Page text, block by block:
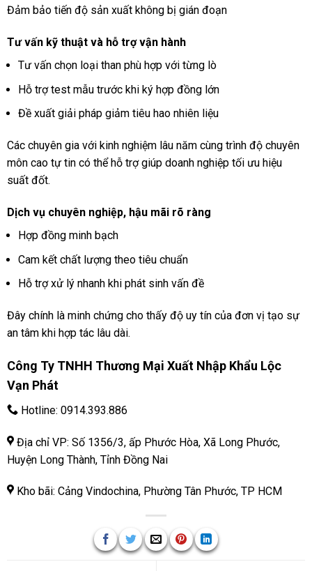
Đảm bảo tiến độ sản xuất không bị gián đoạn
Tư vấn kỹ thuật và hỗ trợ vận hành
Tư vấn chọn loại than phù hợp với từng lò
Hỗ trợ test mẫu trước khi ký hợp đồng lớn
Đề xuất giải pháp giảm tiêu hao nhiên liệu
Các chuyên gia với kinh nghiệm lâu năm cùng trình độ chuyên
môn cao tự tin có thể hỗ trợ giúp doanh nghiệp tối ưu hiệu
suất đốt.
Dịch vụ chuyên nghiệp, hậu mãi rõ ràng
Hợp đồng minh bạch
Cam kết chất lượng theo tiêu chuẩn
Hỗ trợ xử lý nhanh khi phát sinh vấn đề
Đây chính là minh chứng cho thấy độ uy tín của đơn vị tạo sự
an tâm khi hợp tác lâu dài.
Công Ty TNHH Thương Mại Xuất Nhập Khẩu Lộc
Vạn Phát
Hotline: 0914.393.886
Địa chỉ VP: Số 1356/3, ấp Phước Hòa, Xã Long Phước,
Huyện Long Thành, Tỉnh Đồng Nai
Kho bãi: Cảng Vindochina, Phường Tân Phước, TP HCM